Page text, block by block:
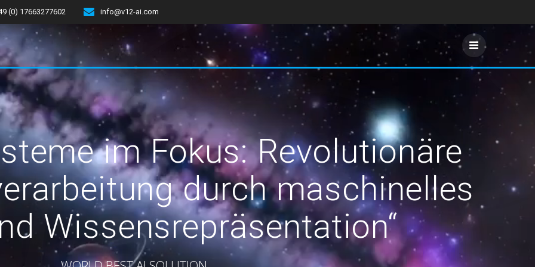
(0) 17663277602 info@v12-ai.com
im Fokus: Revolutionäre
durch maschinelles
Wissensrepräsentation“